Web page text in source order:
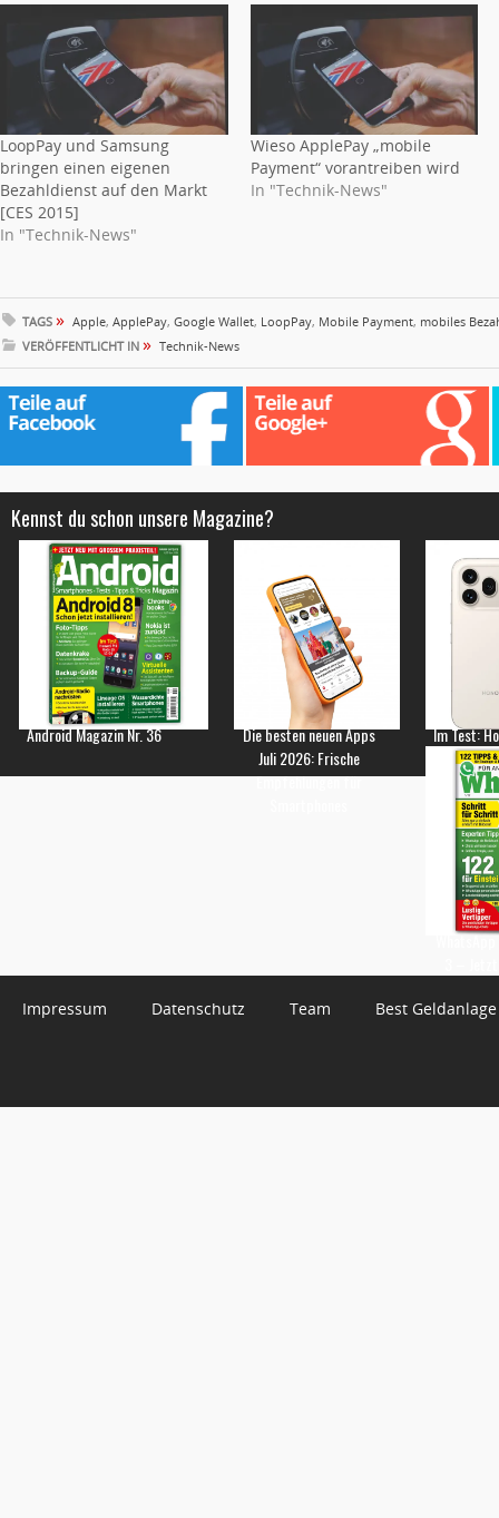
LoopPay und Samsung
bringen einen eigenen
Bezahldienst auf den Markt
[CES 2015]
In "Technik-News"
Wieso ApplePay „mobile
Payment“ vorantreiben wird
In "Technik-News"
TAGS » Apple, ApplePay, Google Wallet, LoopPay, Mobile Payment, mobiles
VERÖFFENTLICHT IN » Technik-News
Kennst du schon unsere Magazine?
Android Magazin Nr. 36
Die besten neuen Apps
Juli 2026: Frische
Empfehlungen für
Im Test:
Impressum Datenschutz Team Best Geldanlage